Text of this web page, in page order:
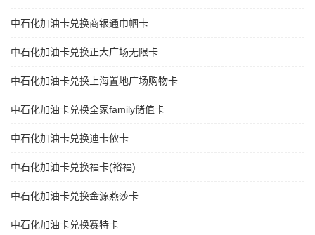
中石化加油卡兑换商银通巾帼卡
中石化加油卡兑换正大广场无限卡
中石化加油卡兑换上海置地广场购物卡
中石化加油卡兑换全家family储值卡
中石化加油卡兑换迪卡侬卡
中石化加油卡兑换福卡(裕福)
中石化加油卡兑换金源燕莎卡
中石化加油卡兑换赛特卡